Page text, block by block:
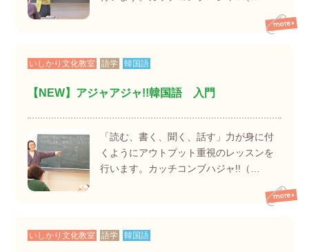
いしかり文化教室 語学 韓国語
【NEW】アジャアジャ!!韓国語 入門
「読む、書く、聞く、話す」力が身に付
くようにアウトプット重視のレッスンを
行います。カッチコンブハジャ!!（…
いしかり文化教室 語学 韓国語